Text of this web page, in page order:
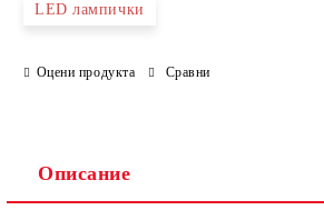
LED лампички
Оцени продукта Сравни
Описание